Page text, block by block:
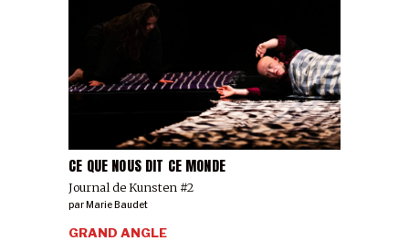
CE QUE NOUS DIT CE MONDE
Journal de Kunsten #2
par Marie Baudet
GRAND ANGLE